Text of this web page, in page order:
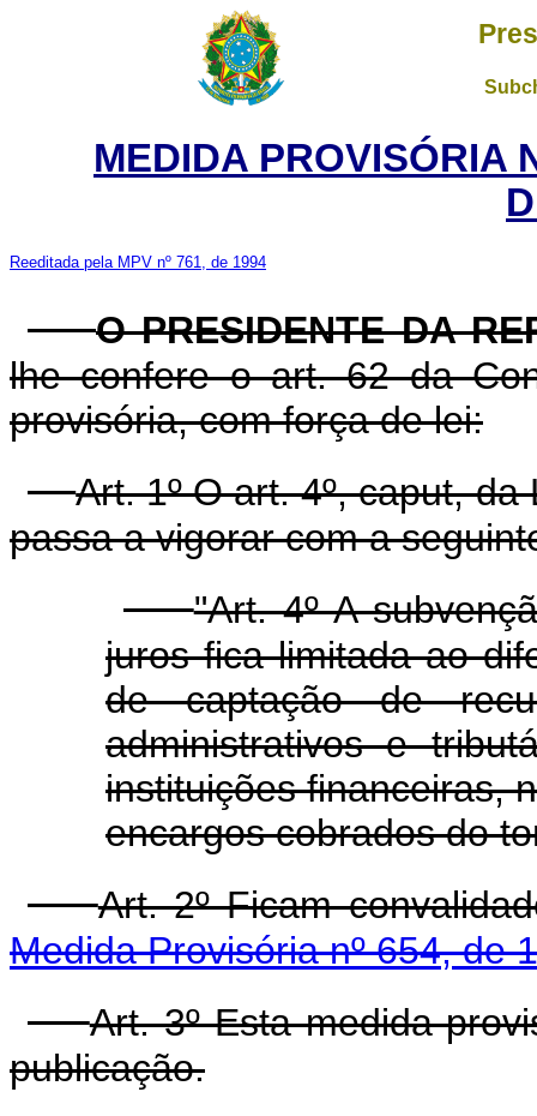
MEDIDA PROVISÓRIA
Reeditada pela MPV nº 761, de 1994
O PRESIDENTE DA
lhe confere o art. 62 da
provisória, com força de lei:
Art. 1º O art. 4º, caput,
passa a vigorar com a
"Art. 4º A
juros fica limitada ao
de captação de
administrativos e
instituições financeiras,
encargos cobrados do
Art. 2º Ficam
Medida Provisória nº 654, de
Art. 3º Esta medida
publicação.